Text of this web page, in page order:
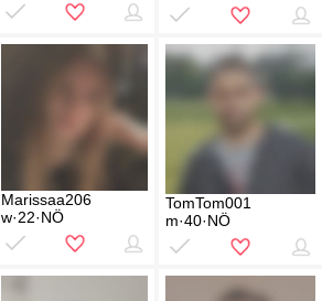
Marissaa206
w·22·NÖ
TomTom001
m·40·NÖ